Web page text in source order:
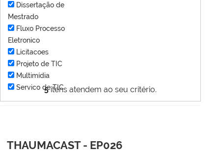
5itens atendem ao seu critério.
Dissertação de
Mestrado
Fluxo Processo
Eletronico
Licitacoes
Projeto de TIC
Multimídia
Servico de TIC
THAUMACAST - EP026